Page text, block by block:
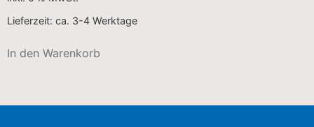
Lieferzeit: ca. 3-4 Werktage
In den Warenkorb